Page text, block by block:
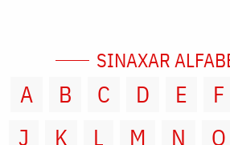
SINAXAR
A B C D E F
J
K L M N O